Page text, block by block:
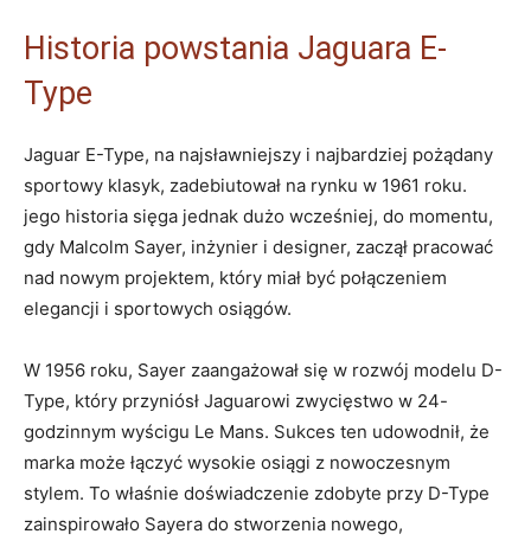
Historia powstania‍ Jaguara ‌E-
Type
Jaguar‌ E-Type, na ⁤najsławniejszy i najbardziej pożądany
sportowy klasyk, zadebiutował na rynku w‍ 1961 roku.
jego historia sięga jednak dużo wcześniej,‍ do momentu,
gdy ‍Malcolm ⁣Sayer,‌ inżynier i designer, ‌zaczął pracować
nad nowym projektem, ⁣który miał być połączeniem
elegancji ‍i sportowych osiągów.
W 1956 ​roku, Sayer zaangażował się ‌w rozwój ⁣modelu D-
Type, który przyniósł Jaguarowi zwycięstwo‌ w 24-
godzinnym ​wyścigu Le Mans.‌ Sukces ten⁤ udowodnił, że
marka może łączyć ⁣wysokie osiągi z​ nowoczesnym‍
stylem. To właśnie doświadczenie zdobyte przy ⁣D-Type
zainspirowało Sayera do stworzenia nowego,